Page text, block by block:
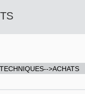
>ACHATS